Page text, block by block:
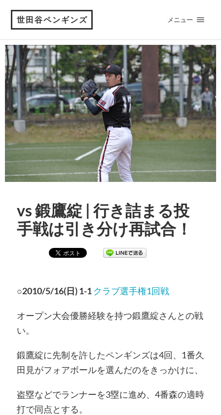
世田谷ペンギンズ メニュー
vs 鍛鷹綻 | 行き詰まる投
手戦は引き分け再試合！
○2010/5/16(日) 1-1 クラブ選手権1回戦
オープン大会優勝経験を持つ鍛鷹綻さんとの戦
い。
鍛鷹綻に先制を許したペンギンズは4回、1番久
田見がフォアボールを選んだのをきっかけに、
盗塁などでランナーを3塁に進め、4番森の適時
打で同点とする。